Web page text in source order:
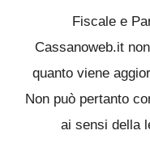
Fiscale e
Cassanoweb.it
quanto viene
Non può pertanto
ai sensi della